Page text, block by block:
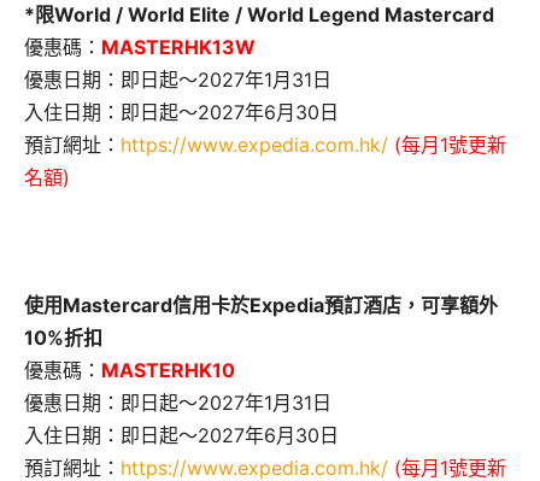
*限World / World Elite / World Legend Mastercard
優惠碼： MASTERHK13W
優惠日期：即日起～2027年1月31日
入住日期：即日起～2027年6月30日
預訂網址： https://www.expedia.com.hk/ (每月1號更新
名額)
使用Mastercard信用卡於Expedia預訂酒店，可享額外
10%折扣
優惠碼： MASTERHK10
優惠日期：即日起～2027年1月31日
入住日期：即日起～2027年6月30日
預訂網址： https://www.expedia.com.hk/ (每月1號更新